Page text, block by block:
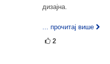
дизајна.
... прочитај више
2